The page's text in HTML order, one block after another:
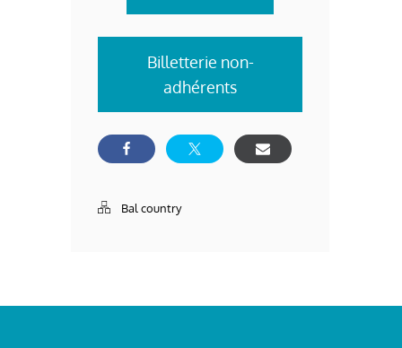
Billetterie non-
adhérents
Bal country